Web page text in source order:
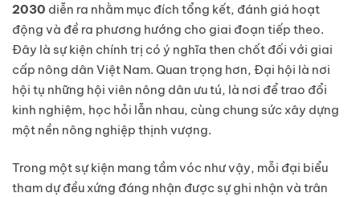
2030 diễn ra nhằm mục đích tổng kết, đánh giá hoạt
động và đề ra phương hướng cho giai đoạn tiếp theo.
Đây là sự kiện chính trị có ý nghĩa then chốt đối với giai
cấp nông dân Việt Nam. Quan trọng hơn, Đại hội là nơi
hội tụ những hội viên nông dân ưu tú, là nơi để trao đổi
kinh nghiệm, học hỏi lẫn nhau, cùng chung sức xây dựng
một nền nông nghiệp thịnh vượng.
Trong một sự kiện mang tầm vóc như vậy, mỗi đại biểu
tham dự đều xứng đáng nhận được sự ghi nhận và trân